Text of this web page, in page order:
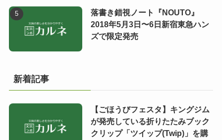
落書き錯視ノート『NOUTO』
2018年5月3日〜6日新宿東急ハン
ズで限定発売
新着記事
【ごほうびフェスタ】キングジム
が発売している折りたたみブック
クリップ「ツイップ(Twip)」を購